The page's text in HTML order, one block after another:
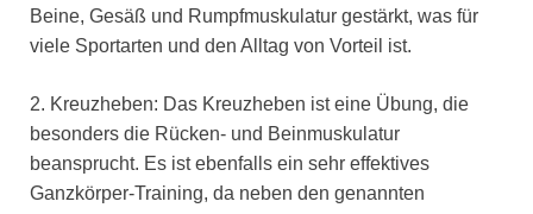
Beine, Gesäß und Rumpfmuskulatur gestärkt, was für
viele Sportarten und den Alltag von Vorteil ist.
2. Kreuzheben: Das Kreuzheben ist eine Übung, die
besonders die Rücken- und Beinmuskulatur
beansprucht. Es ist ebenfalls ein sehr effektives
Ganzkörper-Training, da neben den genannten